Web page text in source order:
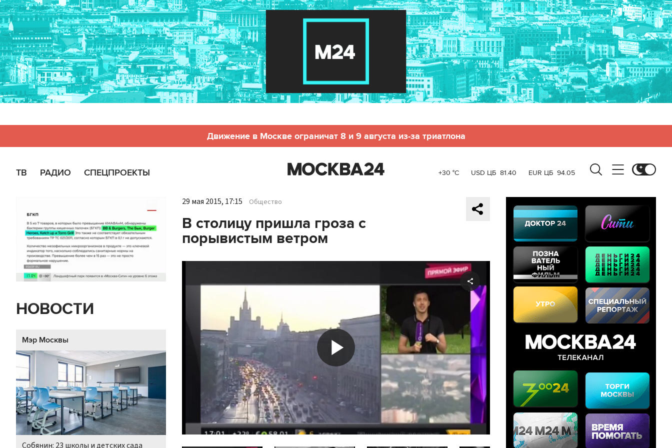
Движение в Москве ограничат 8 и 9 августа из-за триатлона
ТВ РАДИО СПЕЦПРОЕКТЫ +30 °C USD ЦБ 81.40 EUR ЦБ 94.05
НОВОСТИ
Мэр Москвы
Собянин: 23 школы и детских сада
29 мая 2015, 17:15 Общество
В столицу пришла гроза с
порывистым ветром
Play
Video